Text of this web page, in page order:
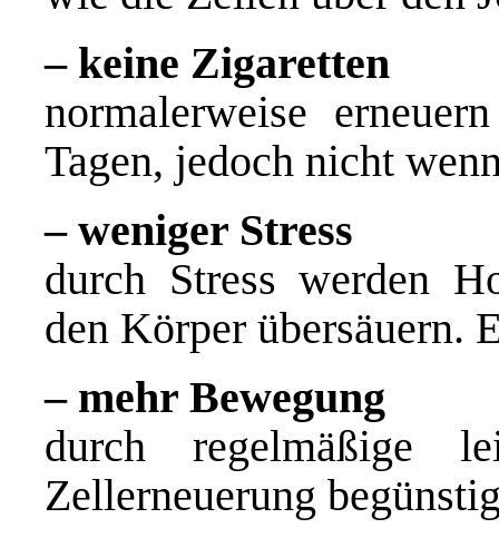
– keine Zigaretten
normalerweise
Tagen, jedoch nicht
– weniger Stress
durch Stress werden
den Körper übersäuern.
– mehr Bewegung
durch regelmäßige
Zellerneuerung